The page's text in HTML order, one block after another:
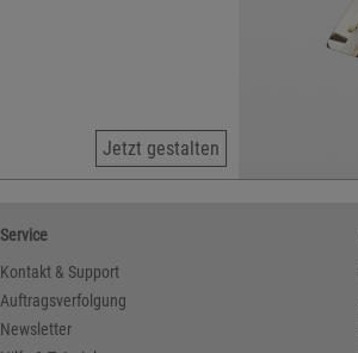
Jetzt gestalten
Service
Kontakt & Support
Auftragsverfolgung
Newsletter